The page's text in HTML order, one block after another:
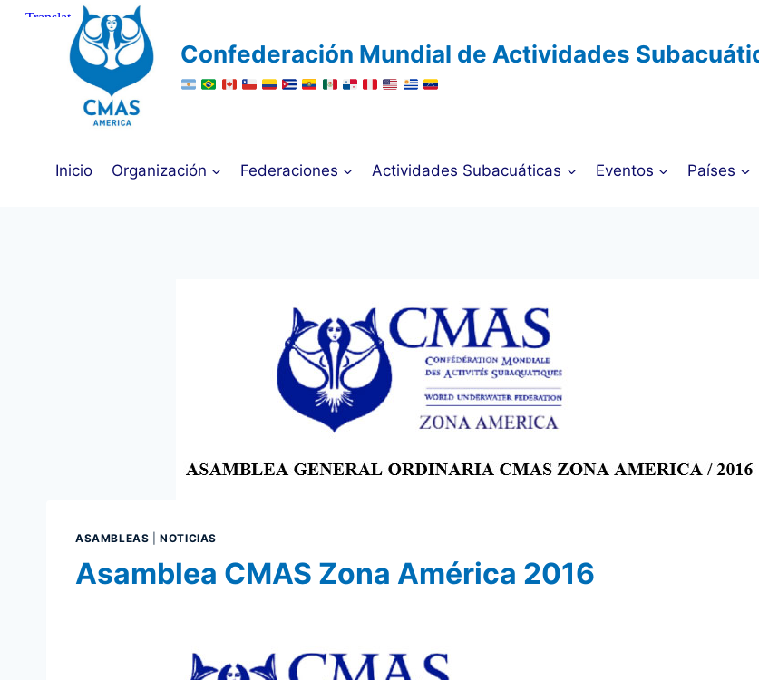
Saltar
contenido
Confederación Mundial de Actividades
Inicio Organización Federaciones Actividades Subacuáticas Eventos Países
ASAMBLEAS |NOTICIAS
Asamblea CMAS Zona América 2016